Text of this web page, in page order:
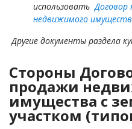
использоватьДоговор
недвижимого
Другие документы раздела
Стороны
продажи
имущества с
участком